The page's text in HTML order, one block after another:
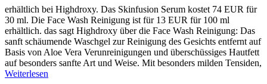
erhältlich bei Highdroxy. Das Skinfusion Serum kostet 74 EUR für
30 ml. Die Face Wash Reinigung ist für 13 EUR für 100 ml
erhältlich. das sagt Highdroxy über die Face Wash Reinigung: Das
sanft schäumende Waschgel zur Reinigung des Gesichts entfernt auf
Basis von Aloe Vera Verunreinigungen und überschüssiges Hautfett
auf besonders sanfte Art und Weise. Mit besonders milden Tensiden,
Weiterlesen